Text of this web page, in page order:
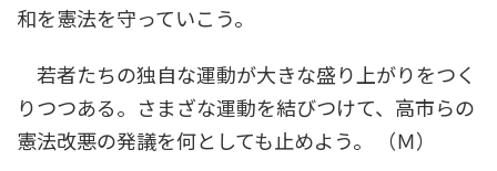
和を憲法を守っていこう。
若者たちの独自な運動が大きな盛り上がりをつく
りつつある。さまざな運動を結びつけて、高市らの
憲法改悪の発議を何としても止めよう。 （Ｍ）